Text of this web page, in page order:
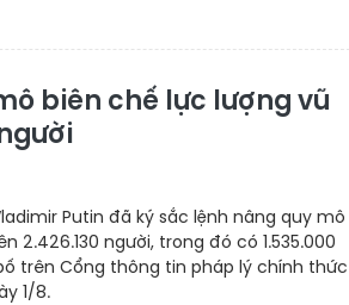
biên chế lực lượng vũ
Putin đã ký sắc lệnh nâng quy mô
2.426.130 người, trong đó có 1.535.000
trên Cổng thông tin pháp lý chính thức
1/8.